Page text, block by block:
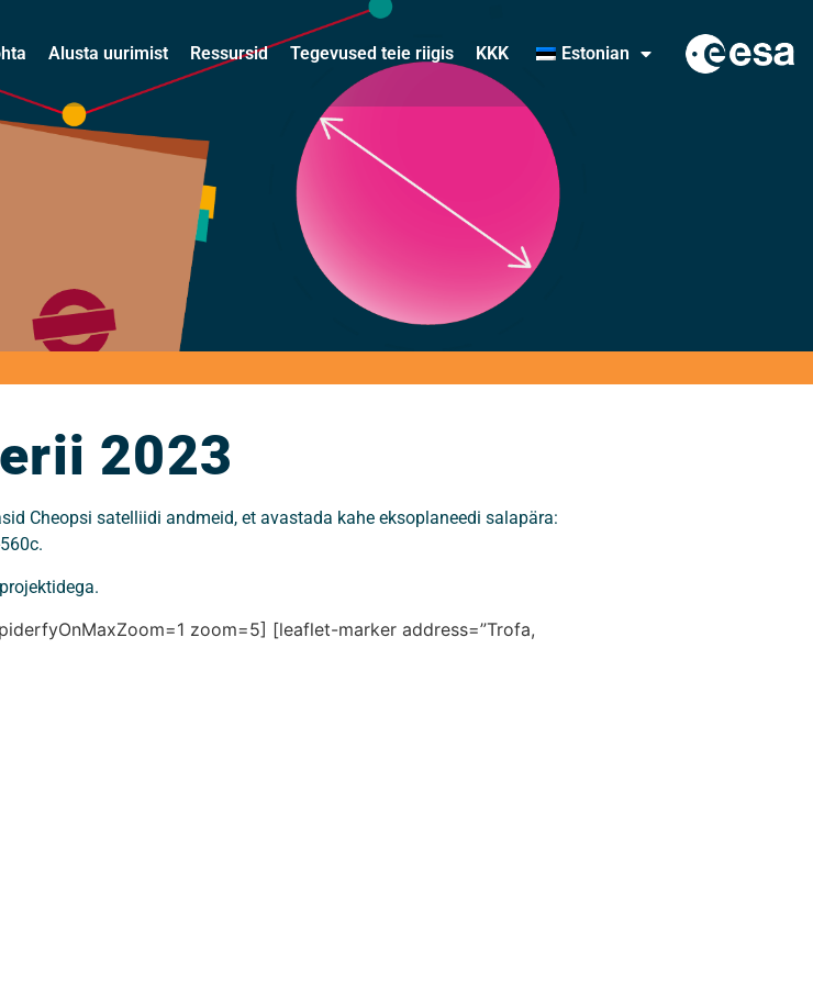
Alusta uurimist Ressursid Tegevused teie riigis KKK Estonian
2023
Cheopsi satelliidi andmeid, et avastada kahe eksoplaneedi salapära:
zoom=5] [leaflet-marker address=”Trofa,